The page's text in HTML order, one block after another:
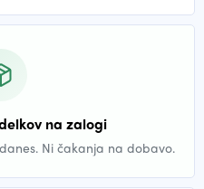
na zalogi
Ni čakanja na dobavo.